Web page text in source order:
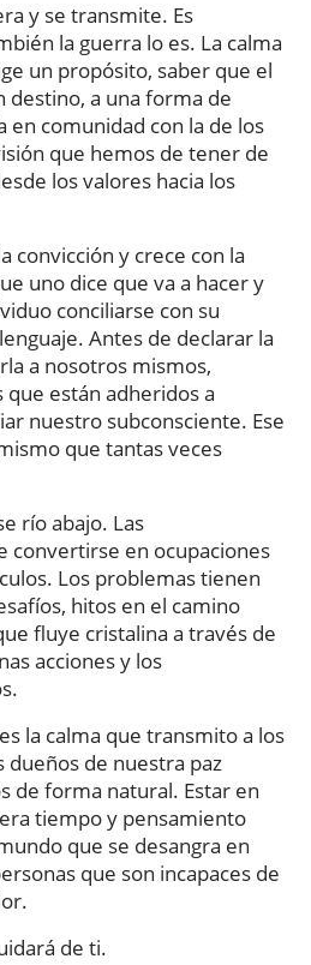
y se transmite. Es
la guerra lo es. La calma
un propósito, saber que el
destino, a una forma de
en comunidad con la de los
que hemos de tener de
los valores hacia los
convicción y crece con la
uno dice que va a hacer y
conciliarse con su
Antes de declarar la
a nosotros mismos,
están adheridos a
nuestro subconsciente. Ese
que tantas veces
río abajo. Las
convertirse en ocupaciones
Los problemas tienen
hitos en el camino
fluye cristalina a través de
acciones y los
la calma que transmito a los
dueños de nuestra paz
de forma natural. Estar en
tiempo y pensamiento
que se desangra en
que son incapaces de
de ti.